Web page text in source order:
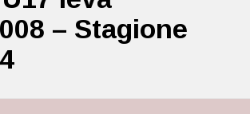
– Stagione